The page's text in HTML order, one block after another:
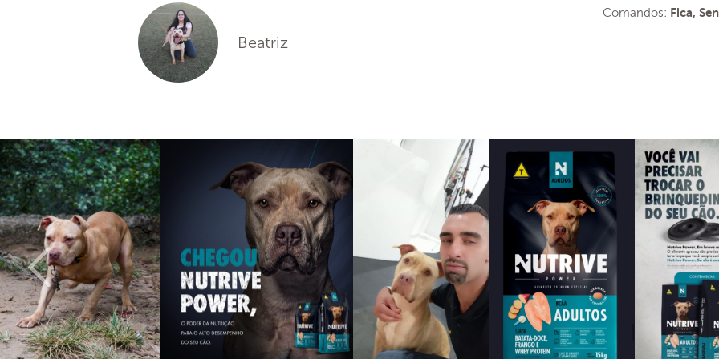
Beatriz
Comandos: Fica,